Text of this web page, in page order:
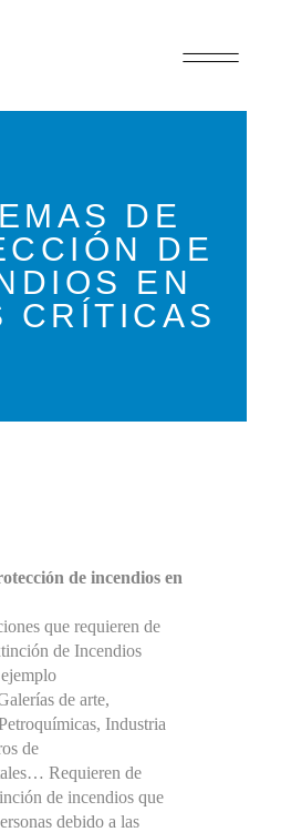
DE
DE
EN
CRÍTICAS
de incendios en
que requieren de
de Incendios
de arte,
Industria
de
Requieren de
de incendios que
debido a las